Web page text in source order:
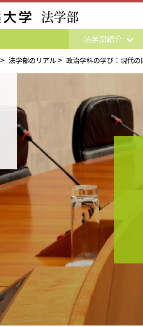
法学部
法学部紹介
法学部のリアル 政治学科の学び：現代の